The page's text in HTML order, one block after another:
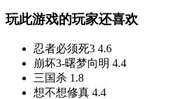
玩此游戏的玩家还喜欢
忍者必须死3 4.6
崩坏3-曙梦向明 4.4
三国杀 1.8
想不想修真 4.4